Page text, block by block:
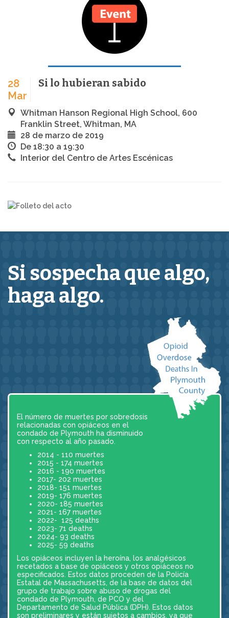
28
Mar
Si lo hubieran sabido
Whitman Hanson Regional High School, 600
Franklin Street, Whitman, MA
28 de marzo de 2019
De 18:30 a 19:30
Interior del Centro de Artes Escénicas
Si sospecha quealgo,
haga algo.
El número de muertes por sobredosis
relacionadas con opiáceos en el
condado de Plymouth ha disminuido
con respecto al año pasado.
2014 - 110 muertes
2015 - 174 muertes
2016 - 190 muertes
2017- 202 muertes
2018- 151 muertes
2019- 176 muertes
2020- 185 muertes
2021- 167 muertes
2022- 125 deaths
2023- 71 deaths
2024- 93 deaths
2025- 59 deaths
Los opiáceos incluyen la heroína, los analgésicos
recetados a base de opiáceos y otros opiáceos no
especificados. Estos datos proceden de la Policía
Estatal de Massachusetts, de la base de datos del
grupo de trabajo sobre abuso de drogas del
condado de Plymouth, de PCO y del
Departamento de Salud Pública (DPH). Estos datos
son preliminares y están sujetos a cambios, ya que